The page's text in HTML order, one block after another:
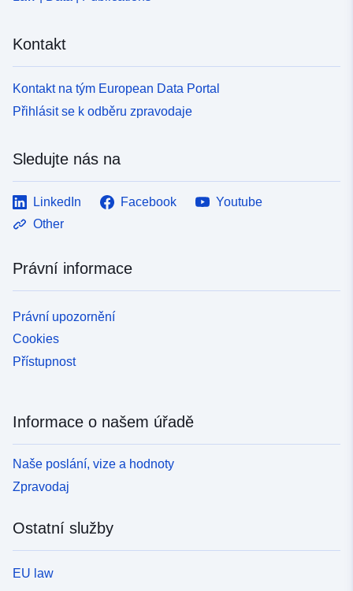
Kontakt
Kontakt na tým European Data Portal
Přihlásit se k odběru zpravodaje
Sledujte nás na
LinkedIn Facebook
Youtube
Other
Právní informace
Právní upozornění
Cookies
Přístupnost
Informace o našem úřadě
Naše poslání, vize a hodnoty
Zpravodaj
Ostatní služby
EU law